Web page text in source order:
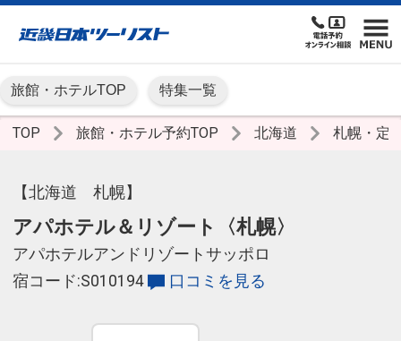
旅館・ホテルTOP 特集一覧
TOP 旅館・ホテル予約TOP 北海道 札幌・定
【北海道 札幌】
アパホテル＆リゾート〈札幌〉
アパホテルアンドリゾートサッポロ
宿コード:S010194
口コミを見る